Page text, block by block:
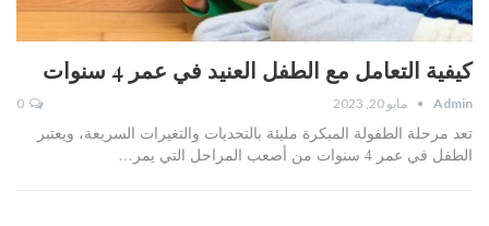
كيفية التعامل مع الطفل العنيد في عمر 4 سنوات
Admin مايو 20, 2023
تعد مرحلة الطفولة المبكرة مليئة بالتحديات والتغيرات السريعة، ويعتبر
الطفل في عمر 4 سنوات من أصعب المراحل التي يمر…